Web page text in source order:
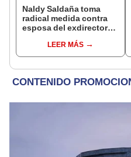
Naldy Saldaña toma
radical medida contra
esposa del exdirector
acusarla de tener
relación con él: “Es
LEER MÁS